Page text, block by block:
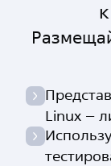
Linux –